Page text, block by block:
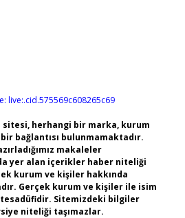
live:.cid.575569c608265c69
herhangi bir marka, kurum
bağlantısı bulunmamaktadır.
makaleler
yer alan içerikler haber niteliği
kurum ve kişiler hakkında
Gerçek kurum ve kişiler ile isim
Sitemizdeki bilgiler
niteliği taşımazlar.